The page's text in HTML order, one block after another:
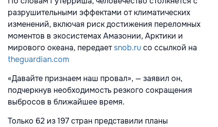
разрушительными эффектами от климатических
изменений, включая риск достижения переломных
моментов в экосистемах Амазонии, Арктики и
мирового океана, передаетsnob.ruсо ссылкой на
theguardian.com
«Давайте признаем наш провал», — заявил он,
подчеркнув необходимость резкого сокращения
выбросов в ближайшее время.
Только 62 из 197 стран представили планы